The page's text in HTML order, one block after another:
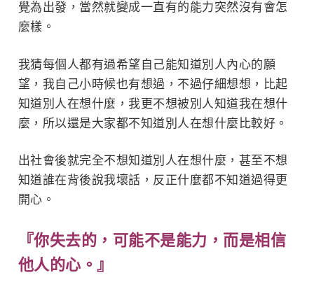
覺為出發，當然就變成一直有的能力突然沒有會怎
麼樣。
我猜每個人都有過希望自己能知道別人內心的願
望，我自己小時候也有想過，不過仔細想想，比起
知道別人在想什麼，我更不想被別人知道我在想什
麼，所以還是大家都不知道別人在想什麼比較好。
出社會後就完全不想知道別人在想什麼，甚至不想
知道誰在背後說我壞話，反正什麼都不知道過得更
開心。
『你失去的，可能不是能力，而是相信
他人的心。』